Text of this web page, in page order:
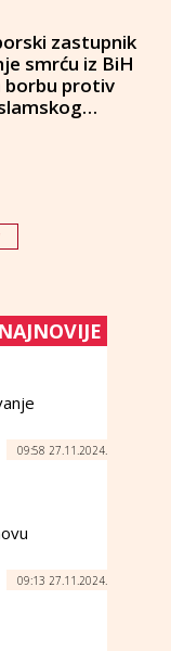
zastupnik
smrću iz BiH
borbu protiv
NAJNOVIJE
09:58 27.11.2024.
09:13 27.11.2024.